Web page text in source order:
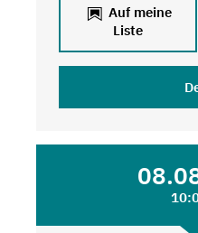
Auf meine
Liste